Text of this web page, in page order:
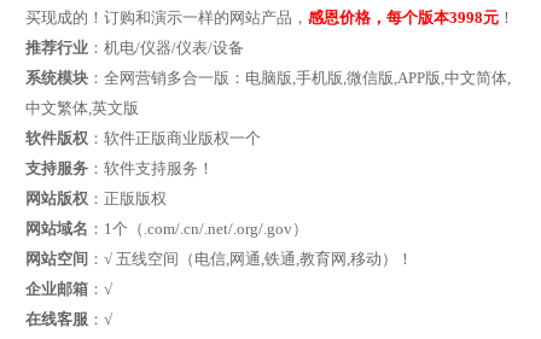
买现成的！订购和演示一样的网站产品， 感恩价格，每个版本3998元！
推荐行业：机电/仪器/仪表/设备
系统模块：全网营销多合一版：电脑版,手机版,微信版,APP版,中文简体,
中文繁体,英文版
软件版权：软件正版商业版权一个
支持服务：软件支持服务！
网站版权：正版版权
网站域名 ：1个（.com/.cn/.net/.org/.gov）
网站空间 ：√ 五线空间（电信,网通,铁通,教育网,移动）！
企业邮箱：√
在线客服：√